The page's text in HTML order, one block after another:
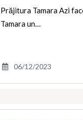
Prăjitura Tamara Azi
Tamara un…
06/12/2023